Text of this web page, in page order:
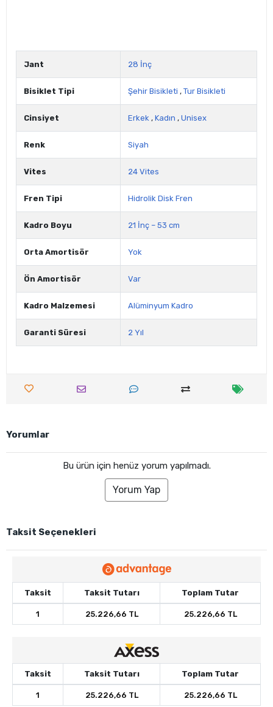
Jant 28 İnç
Bisiklet Tipi Şehir Bisikleti , Tur Bisikleti
Cinsiyet Erkek , Kadın , Unisex
Renk Siyah
Vites 24 Vites
Fren Tipi Hidrolik Disk Fren
Kadro Boyu 21 İnç – 53 cm
Orta Amortisör Yok
Ön Amortisör Var
Kadro Malzemesi Alüminyum Kadro
Garanti Süresi 2 Yıl
Yorumlar
Bu ürün için henüz yorum yapılmadı.
Yorum Yap
Taksit Seçenekleri
Taksit Taksit Tutarı Toplam Tutar
1 25.226,66 TL 25.226,66 TL
Taksit Taksit Tutarı Toplam Tutar
1 25.226,66 TL 25.226,66 TL